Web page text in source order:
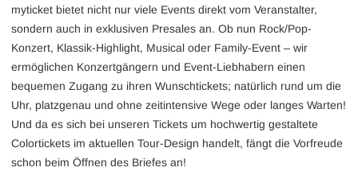
myticket bietet nicht nur viele Events direkt vom Veranstalter,
sondern auch in exklusiven Presales an. Ob nun Rock/Pop-
Konzert, Klassik-Highlight, Musical oder Family-Event – wir
ermöglichen Konzertgängern und Event-Liebhabern einen
bequemen Zugang zu ihren Wunschtickets; natürlich rund um die
Uhr, platzgenau und ohne zeitintensive Wege oder langes Warten!
Und da es sich bei unseren Tickets um hochwertig gestaltete
Colortickets im aktuellen Tour-Design handelt, fängt die Vorfreude
schon beim Öffnen des Briefes an!